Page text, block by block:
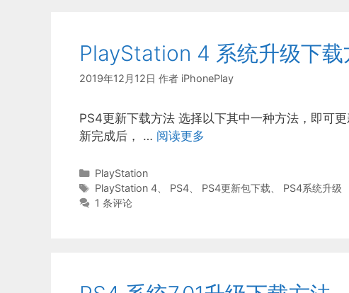
PlayStation 4 系统升级下
2019年12月12日 作者 iPhonePlay
PS4更新下载方法 选择以下其中一种方法，即可
新完成后， … 阅读更多
分
类
PlayStation
标
签
PlayStation 4、 PS4、 PS4更新包下载
PS4系统升级
1 条评论